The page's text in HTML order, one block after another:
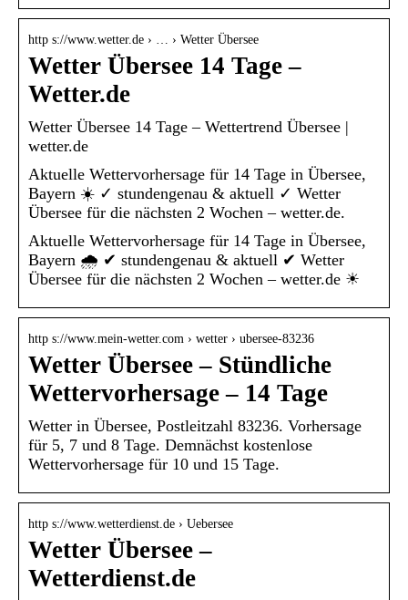
http s://www.wetter.de › … › Wetter Übersee
Wetter Übersee 14 Tage –
Wetter.de
Wetter Übersee 14 Tage – Wettertrend Übersee |
wetter.de
Aktuelle Wettervorhersage für 14 Tage in Übersee,
Bayern ☀️ ✓ stundengenau & aktuell ✓ Wetter
Übersee für die nächsten 2 Wochen – wetter.de.
Aktuelle Wettervorhersage für 14 Tage in Übersee,
Bayern 🌧️ ✔ stundengenau & aktuell ✔ Wetter
Übersee für die nächsten 2 Wochen – wetter.de ☀
http s://www.mein-wetter.com › wetter › ubersee-83236
Wetter Übersee – Stündliche
Wettervorhersage – 14 Tage
Wetter in Übersee, Postleitzahl 83236. Vorhersage
für 5, 7 und 8 Tage. Demnächst kostenlose
Wettervorhersage für 10 und 15 Tage.
http s://www.wetterdienst.de › Uebersee
Wetter Übersee –
Wetterdienst.de